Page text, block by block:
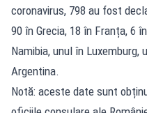
coronavirus, 798 au fost
90 în Grecia, 18 în Franța, 6
Namibia, unul în Luxemburg,
Argentina.
Notă: aceste date sunt